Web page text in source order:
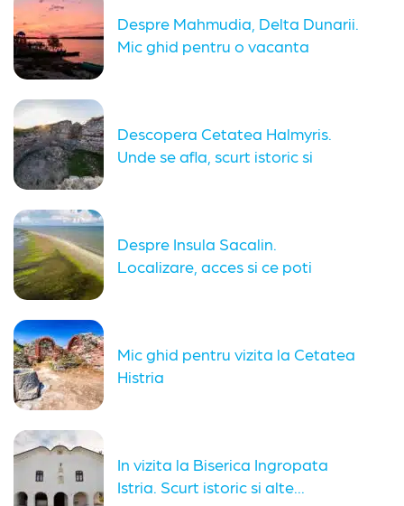
Despre Mahmudia, Delta Dunarii.
Mic ghid pentru o vacanta
Descopera Cetatea Halmyris.
Unde se afla, scurt istoric si
Despre Insula Sacalin.
Localizare, acces si ce poti
Mic ghid pentru vizita la Cetatea
Histria
In vizita la Biserica Ingropata
Istria. Scurt istoric si alte...